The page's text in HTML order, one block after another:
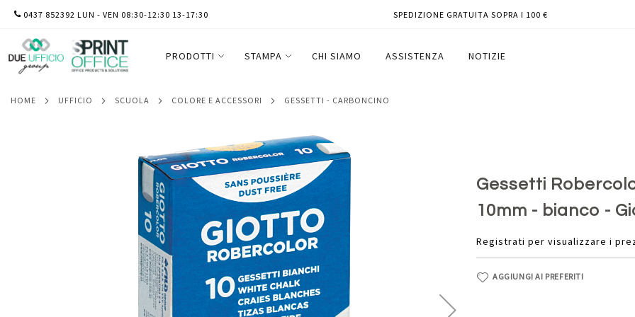
SALTA
CONTENUTO
0437 852392 LUN - VEN 08:30-12:30 13-17:30 SPEDIZIONE GRATUITA SOPRA I 100 €
PRODOTTI STAMPA CHI SIAMO ASSISTENZA NOTIZIE
HOME UFFICIO SCUOLA COLORE E ACCESSORI GESSETTI - CARBONCINO
Gessetti
10mm - bianco -
Registrati per visualizzare i
AGGIUNGI AI PREFERITI
Gessetti Robercolor - lunghezza 80mm con diametro 10mm - bianco - Giotto -
Scatola 10 gessetti tondi